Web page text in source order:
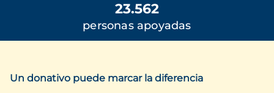
23.562
personas apoyadas
Un donativo puede marcar la diferencia